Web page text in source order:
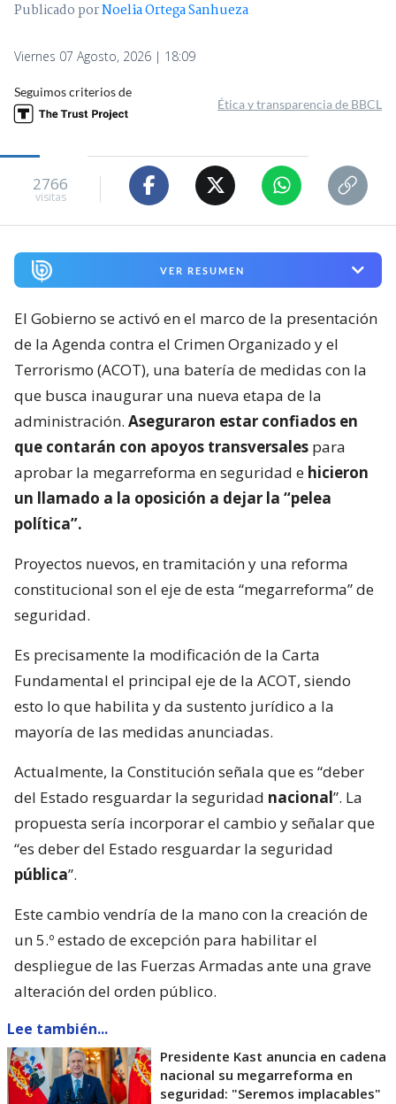
Publicado porNoelia Ortega Sanhueza
Viernes 07 Agosto, 2026 | 18:09
Seguimos criterios de
Ética y transparencia de BBCL
2766
visitas
VER RESUMEN
El Gobierno se activó en el marco de la presentación
de la Agenda contra el Crimen Organizado y el
Terrorismo (ACOT), una batería de medidas con la
que busca inaugurar una nueva etapa de la
administración. Aseguraron estar confiados en
que contarán con apoyos transversales para
aprobar la megarreforma en seguridad e hicieron
un llamado a la oposición a dejar la “pelea
política”.
Proyectos nuevos, en tramitación y una reforma
constitucional son el eje de esta “megarreforma” de
seguridad.
Es precisamente la modificación de la Carta
Fundamental el principal eje de la ACOT, siendo
esto lo que habilita y da sustento jurídico a la
mayoría de las medidas anunciadas.
Actualmente, la Constitución señala que es “deber
del Estado resguardar la seguridad nacional”. La
propuesta sería incorporar el cambio y señalar que
“es deber del Estado resguardar la seguridad
pública”.
Este cambio vendría de la mano con la creación de
un 5.º estado de excepción para habilitar el
despliegue de las Fuerzas Armadas ante una grave
alteración del orden público.
Lee también...
Presidente Kast anuncia en cadena
nacional su megarreforma en
seguridad: "Seremos implacables"